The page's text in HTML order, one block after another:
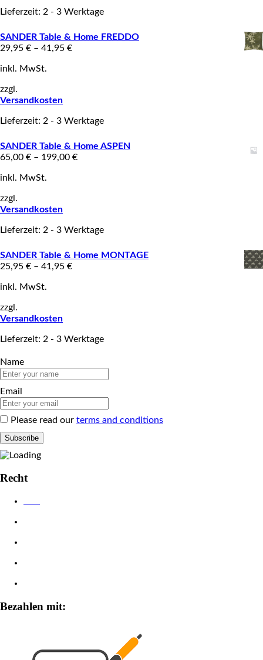
Lieferzeit: 2 - 3 Werktage
SANDER Table & Home FREDDO
29,95 € – 41,95 €
inkl. MwSt.
zzgl.
Versandkosten
Lieferzeit: 2 - 3 Werktage
SANDER Table & Home ASPEN
65,00 € – 199,00 €
inkl. MwSt.
zzgl.
Versandkosten
Lieferzeit: 2 - 3 Werktage
SANDER Table & Home MONTAGE
25,95 € – 41,95 €
inkl. MwSt.
zzgl.
Versandkosten
Lieferzeit: 2 - 3 Werktage
Name
Email
Please read our terms and conditions
Recht
Bezahlen mit: